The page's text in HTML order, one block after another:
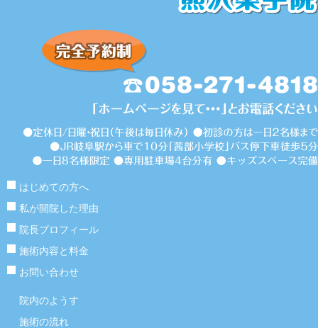
はじめての方へ
私が開院した理由
院長プロフィール
施術内容と料金
お問い合わせ
院内のようす
施術の流れ